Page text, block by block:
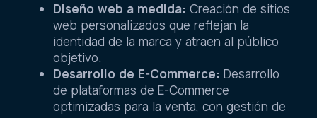
Diseño web a medida: Creación de sitios
web personalizados que reflejan la
identidad de la marca y atraen al público
objetivo.
Desarrollo de E-Commerce: Desarrollo
de plataformas de E-Commerce
optimizadas para la venta, con gestión de